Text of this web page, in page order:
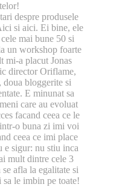
despre produsele
si aici. Ei bine, ele
mai bune 50 si
un workshop foarte
mi-a placut Jonas
director Oriflame,
bloggerite si
E minunat sa
care au evoluat
facand ceea ce le
o buna zi imi voi
ceea ce imi place
e sigur: nu stiu inca
mult dintre cele 3
afla la egalitate si
le imbin pe toate!